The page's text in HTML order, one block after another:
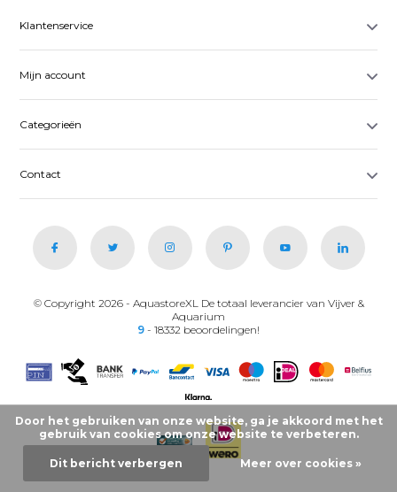
Klantenservice
Mijn account
Categorieën
Contact
© Copyright 2026 - AquastoreXL De totaal leverancier van Vijver &
Aquarium
9 - 18332 beoordelingen!
Door het gebruiken van onze website, ga je akkoord met het
gebruik van cookies om onze website te verbeteren.
Dit bericht verbergen Meer over cookies »